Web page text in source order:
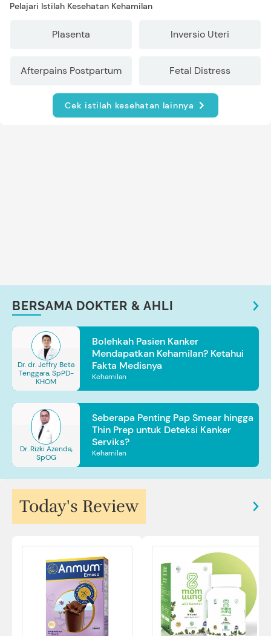
Pelajari Istilah Kesehatan Kehamilan
Plasenta Inversio Uteri
Afterpains Postpartum Fetal Distress
Cek istilah kesehatan lainnya
BERSAMA DOKTER & AHLI
Dr. dr. Jeffry Beta
Tenggara, SpPD-
KHOM
Bolehkah Pasien Kanker
Mendapatkan Kehamilan? Ketahui
Fakta Medisnya
Kehamilan
Dr. Rizki Azenda,
SpOG
Seberapa Penting Pap Smear hingga
Thin Prep untuk Deteksi Kanker
Serviks?
Kehamilan
Today's Review